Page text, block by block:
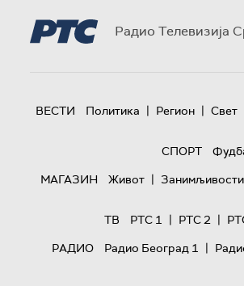
Радио Телевизија
ВЕСТИ Политика | Регион | Свет
СПОРТ
МАГАЗИН
Живот | Занимљивости
ТВ
РТС 1 | РТС 2 |
РАДИО
Радио Београд 1 |